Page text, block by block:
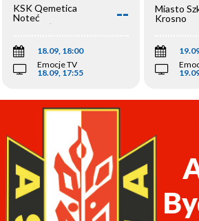
KSK Qemetica
Noteć
Inowrocław
--
18.09, 18:00
Emocje TV
18.09, 17:55
Miasto
Krosno